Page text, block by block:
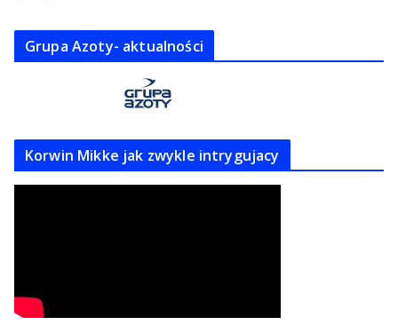
Grupa Azoty- aktualności
Korwin Mikke jak zwykle intrygujacy